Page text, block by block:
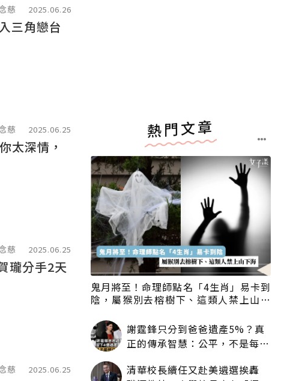
慈 2025.06.26
三角戀台
慈 2025.06.25
太深情，
慈 2025.06.25
瓏分手2天
慈 2025.06.25
熱門文章
鬼月將至！命理師點名「4生肖」易卡到
陰，屬猴別去榕樹下、這類人禁上山下
謝霆鋒只分到爸爸遺產5%？真
正的傳承智慧：公平，不是每個
清華校長續任又赴美遴選挨轟